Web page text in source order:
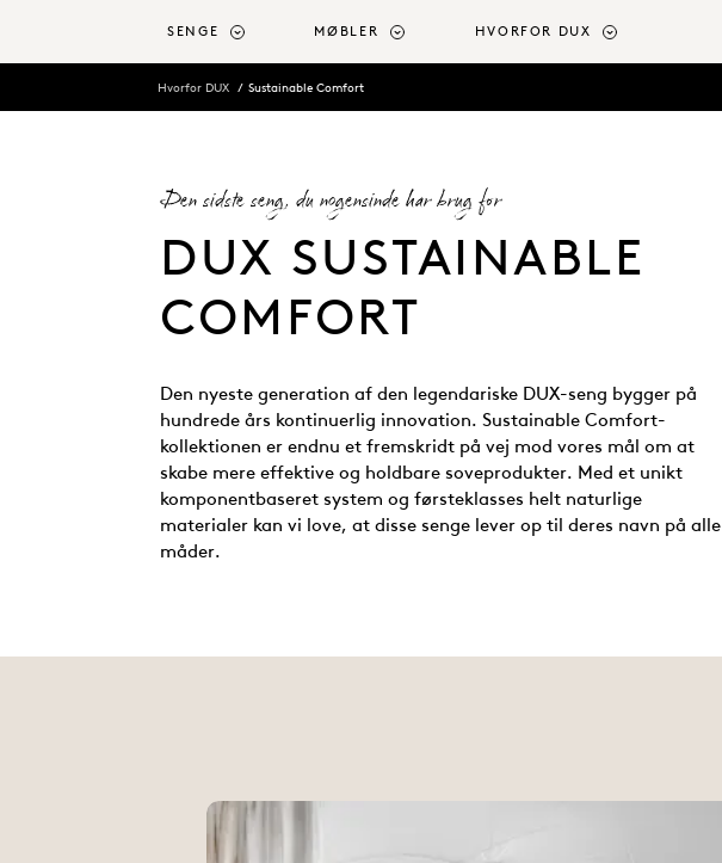
SENGE MØBLER HVORFOR DUX
Hvorfor DUX Sustainable Comfort
Den sidste seng, du nogensinde har brug for
DUX SUSTAINABLE
COMFORT
Den nyeste generation af den legendariske DUX-seng bygger på
hundrede års kontinuerlig innovation. Sustainable Comfort-
kollektionen er endnu et fremskridt på vej mod vores mål om at
skabe mere effektive og holdbare soveprodukter. Med et unikt
komponentbaseret system og førsteklasses helt naturlige
materialer kan vi love, at disse senge lever op til deres navn på alle
måder.